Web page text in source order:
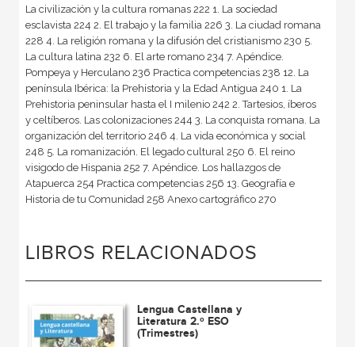
La civilización y la cultura romanas 222 1. La sociedad
esclavista 224 2. El trabajo y la familia 226 3. La ciudad romana
228 4. La religión romana y la difusión del cristianismo 230 5.
La cultura latina 232 6. El arte romano 234 7. Apéndice.
Pompeya y Herculano 236 Practica competencias 238 12. La
península Ibérica: la Prehistoria y la Edad Antigua 240 1. La
Prehistoria peninsular hasta el I milenio 242 2. Tartesios, íberos
y celtíberos. Las colonizaciones 244 3. La conquista romana. La
organización del territorio 246 4. La vida económica y social
248 5. La romanización. El legado cultural 250 6. El reino
visigodo de Hispania 252 7. Apéndice. Los hallazgos de
Atapuerca 254 Practica competencias 256 13. Geografía e
Historia de tu Comunidad 258 Anexo cartográfico 270
LIBROS RELACIONADOS
Lengua Castellana y
Literatura 2.º ESO
(Trimestres)